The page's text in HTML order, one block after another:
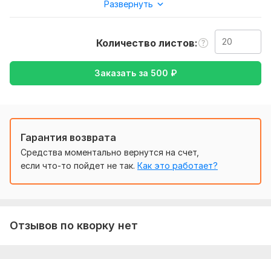
Чтобы мне выполнить ваш заказ мне необходим сам текст
Отдых и
развлечения,
Работа, карьера, Семья, дети
с Английского на Русский
Объем услуги в кворке:
Развернуть
Количество листов
Заказать за 500 ₽
Гарантия возврата
Средства моментально вернутся на счет,
если что-то пойдет не так. Как это работает?
Отзывов по кворку нет